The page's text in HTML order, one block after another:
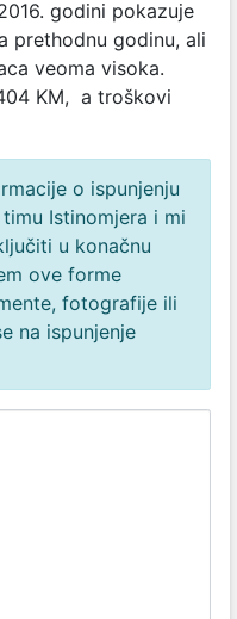
godini pokazuje
prethodnu godinu, ali
veoma visoka.
KM, a troškovi
o ispunjenju
Istinomjera i mi
u konačnu
ove forme
fotografije ili
na ispunjenje